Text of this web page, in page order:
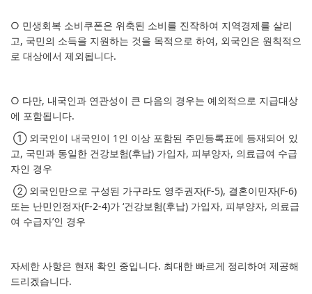
○ 민생회복 소비쿠폰은 위축된 소비를 진작하여 지역경제를 살리
고, 국민의 소득을 지원하는 것을 목적으로 하여, 외국인은 원칙적으
로 대상에서 제외됩니다.
○ 다만, 내국인과 연관성이 큰 다음의 경우는 예외적으로 지급대상
에 포함됩니다.
① 외국인이 내국인이 1인 이상 포함된 주민등록표에 등재되어 있
고, 국민과 동일한 건강보험(후납) 가입자, 피부양자, 의료급여 수급
자인 경우
② 외국인만으로 구성된 가구라도 영주권자(F-5), 결혼이민자(F-6)
또는 난민인정자(F-2-4)가 ‘건강보험(후납) 가입자, 피부양자, 의료급
여 수급자’인 경우
자세한 사항은 현재 확인 중입니다. 최대한 빠르게 정리하여 제공해
드리겠습니다.